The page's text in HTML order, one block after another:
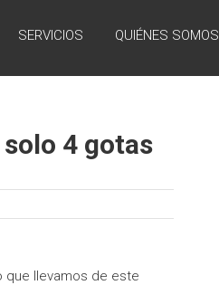
SERVICIOS QUIÉNES SOMOS
4 gotas
que llevamos de este